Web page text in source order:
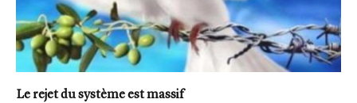
Le rejet du système est massif